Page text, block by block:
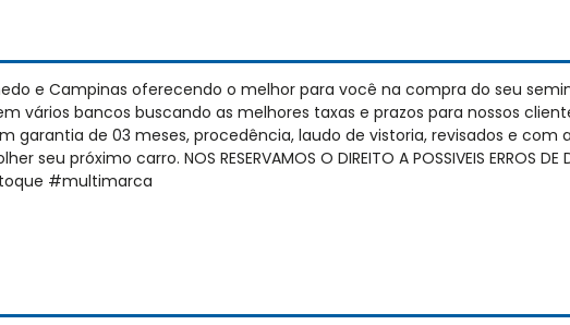
e Campinas oferecendo o melhor para você na compra do seu
vários bancos buscando as melhores taxas e prazos para nossos
garantia de 03 meses, procedência, laudo de vistoria, revisados e
próximo carro. NOS RESERVAMOS O DIREITO A POSSIVEIS ERROS
#multimarca